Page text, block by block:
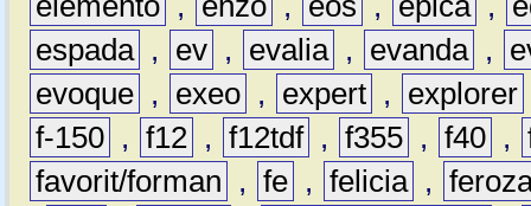
espada , ev , evalia , evanda ,
evoque , exeo , expert , explorer
f-150 , f12 , f12tdf , f355 , f40 ,
favorit/forman
, fe , felicia ,